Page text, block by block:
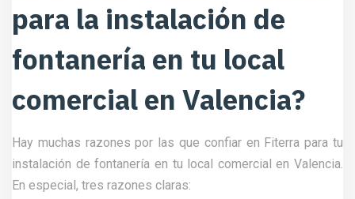
para la instalación de
fontanería en tu local
comercial en Valencia?
Hay muchas razones por las que confiar en Fiterra para tu
instalación de fontanería en tu local comercial en Valencia.
En especial, tres razones claras: